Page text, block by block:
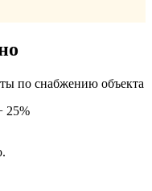
по снабжению объекта
25%